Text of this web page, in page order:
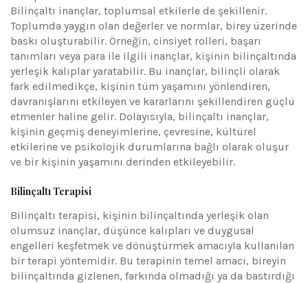
Bilinçaltı inançlar, toplumsal etkilerle de şekillenir.
Toplumda yaygın olan değerler ve normlar, birey üzerinde
baskı oluşturabilir. Örneğin, cinsiyet rolleri, başarı
tanımları veya para ile ilgili inançlar, kişinin bilinçaltında
yerleşik kalıplar yaratabilir. Bu inançlar, bilinçli olarak
fark edilmedikçe, kişinin tüm yaşamını yönlendiren,
davranışlarını etkileyen ve kararlarını şekillendiren güçlü
etmenler haline gelir. Dolayısıyla, bilinçaltı inançlar,
kişinin geçmiş deneyimlerine, çevresine, kültürel
etkilerine ve psikolojik durumlarına bağlı olarak oluşur
ve bir kişinin yaşamını derinden etkileyebilir.
Bilinçaltı Terapisi
Bilinçaltı terapisi, kişinin bilinçaltında yerleşik olan
olumsuz inançlar, düşünce kalıpları ve duygusal
engelleri keşfetmek ve dönüştürmek amacıyla kullanılan
bir terapi yöntemidir. Bu terapinin temel amacı, bireyin
bilinçaltında gizlenen, farkında olmadığı ya da bastırdığı